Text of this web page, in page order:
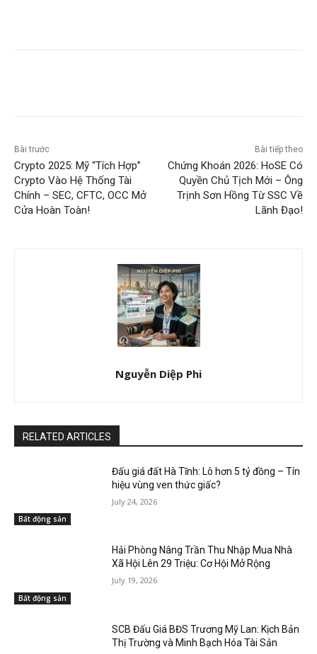
Bài trước
Crypto 2025: Mỹ “Tích Hợp”
Crypto Vào Hệ Thống Tài
Chính – SEC, CFTC, OCC Mở
Cửa Hoàn Toàn!
Bài tiếp theo
Chứng Khoán 2026: HoSE Có
Quyền Chủ Tịch Mới – Ông
Trịnh Sơn Hồng Từ SSC Về
Lãnh Đạo!
Nguyễn Diệp Phi
RELATED ARTICLES
Bất động sản
Đấu giá đất Hà Tĩnh: Lô hơn 5 tỷ đồng – Tín
hiệu vùng ven thức giấc?
July 24, 2026
Bất động sản
Hải Phòng Nâng Trần Thu Nhập Mua Nhà
Xã Hội Lên 29 Triệu: Cơ Hội Mở Rộng
July 19, 2026
SCB Đấu Giá BĐS Trương Mỹ Lan: Kịch Bản
Thị Trường và Minh Bạch Hóa Tài Sản